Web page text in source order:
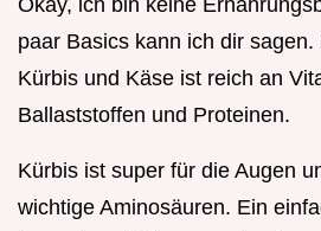
Okay, ich bin keine
paar Basics kann ich dir
Kürbis und Käse ist reich an
Ballaststoffen und Proteinen.
Kürbis ist super für die Augen
wichtige Aminosäuren. Ein